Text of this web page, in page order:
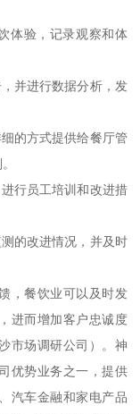
体验，记录观察和体
并进行数据分析，发
的方式提供给餐厅管
行员工培训和改进措
的改进情况，并及时
，餐饮业可以及时发
进而增加客户忠诚度
市场调研公司）。神
优势业务之一，提供
汽车金融和家电产品